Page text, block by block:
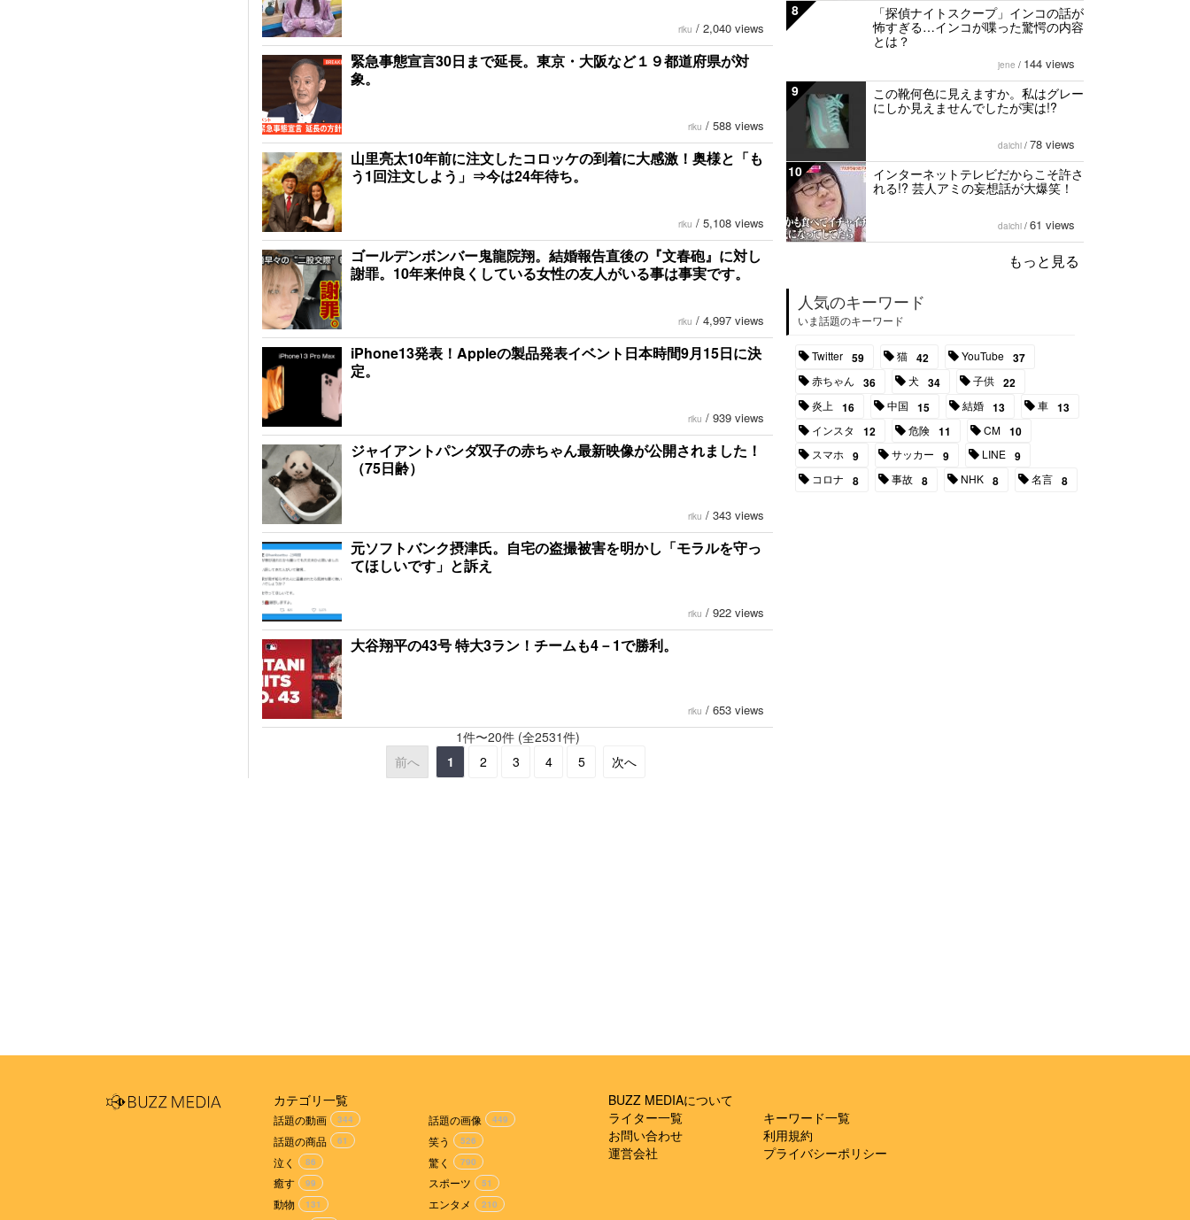
riku / 2,040 views
緊急事態宣言30日まで延長。東京・大阪など１９都道府県が対
象。
riku / 588 views
山里亮太10年前に注文したコロッケの到着に大感激！奥様と「も
う1回注文しよう」⇒今は24年待ち。
riku / 5,108 views
ゴールデンボンバー鬼龍院翔。結婚報告直後の『文春砲』に対し
謝罪。10年来仲良くしている女性の友人がいる事は事実です。
riku / 4,997 views
iPhone13発表！Appleの製品発表イベント日本時間9月15日に決
定。
riku / 939 views
ジャイアントパンダ双子の赤ちゃん最新映像が公開されました！
（75日齢）
riku / 343 views
元ソフトバンク摂津氏。自宅の盗撮被害を明かし「モラルを守っ
てほしいです」と訴え
riku / 922 views
大谷翔平の43号 特大3ラン！チームも4－1で勝利。
riku / 653 views
1件〜20件 (全2531件)
前へ
1 2 3 4 5 次へ
8
「探偵ナイトスクープ」インコの話が
怖すぎる…インコが喋った驚愕の内容
とは？
jene / 144 views
9
この靴何色に見えますか。私はグレー
にしか見えませんでしたが実は!?
daichi / 78 views
10
インターネットテレビだからこそ許さ
れる!? 芸人アミの妄想話が大爆笑！
daichi / 61 views
もっと見る
人気のキーワード
いま話題のキーワード
Twitter 59 猫 42 YouTube 37
赤ちゃん 36 犬 34 子供 22
炎上 16 中国 15 結婚 13 車 13
インスタ 12 危険 11 CM 10
スマホ 9 サッカー 9 LINE 9
コロナ 8 事故 8 NHK 8 名言 8
カテゴリ一覧
話題の動画 344 話題の画像 449
話題の商品 61 笑う 526
泣く 86 驚く 790
癒す 99 スポーツ 51
動物 131 エンタメ 210
BUZZ MEDIAについて
ライター一覧
キーワード一覧
お問い合わせ
利用規約
運営会社
プライバシーポリシー